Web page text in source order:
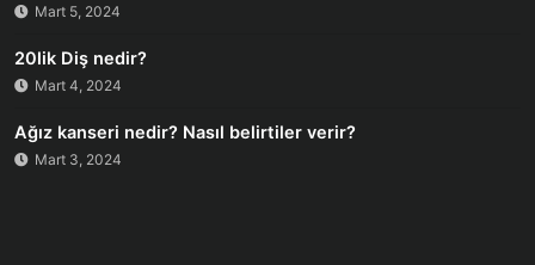
Mart 5, 2024
20lik Diş nedir?
Mart 4, 2024
Ağız kanseri nedir? Nasıl belirtiler verir?
Mart 3, 2024